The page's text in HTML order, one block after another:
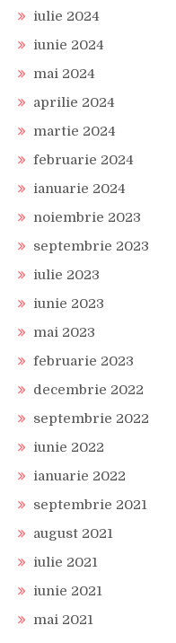
iulie 2024
iunie 2024
mai 2024
aprilie 2024
martie 2024
februarie 2024
ianuarie 2024
noiembrie 2023
septembrie 2023
iulie 2023
iunie 2023
mai 2023
februarie 2023
decembrie 2022
septembrie 2022
iunie 2022
ianuarie 2022
septembrie 2021
august 2021
iulie 2021
iunie 2021
mai 2021